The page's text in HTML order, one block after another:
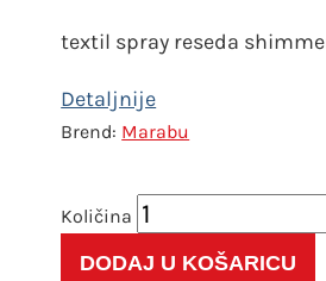
textil spray reseda
Marabu
Fashion
shimmer
560
DODAJ U KOŠARICU